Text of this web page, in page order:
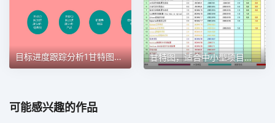
目标进度跟踪分析1甘特图excel模板 甘特图，适合中小型项目管理使用甘特图excel模板
可能感兴趣的作品